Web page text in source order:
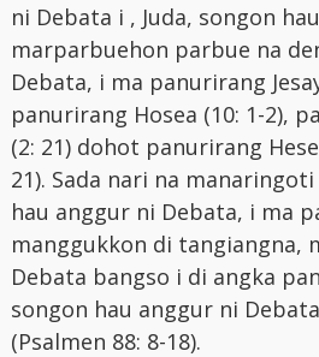
ni Debata i , Juda, songon
marparbuehon parbue na
Debata, i ma panurirang
panurirang Hosea (10: 1-2),
(2: 21) dohot panurirang
21). Sada nari na
hau anggur ni Debata, i ma
manggukkon di tangiangna,
Debata bangso i di angka
songon hau anggur ni
(Psalmen 88: 8-18).